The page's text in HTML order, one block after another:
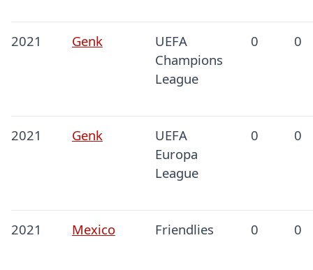
2021 Genk
UEFA
Champions
League
0 0
2021 Genk
UEFA
Europa
League
0 0
2021 Mexico Friendlies 0 0